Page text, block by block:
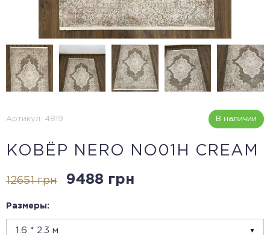
Артикул: 4819 В наличии
КОВЁР NERO NO01H CREAM
12651 грн 9488 грн
Размеры: